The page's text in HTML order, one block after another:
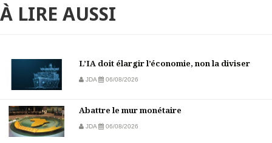
À LIRE AUSSI
L’IA doit élargir l’économie, non la diviser
JDA 06/08/2026
Abattre le mur monétaire
JDA 06/08/2026